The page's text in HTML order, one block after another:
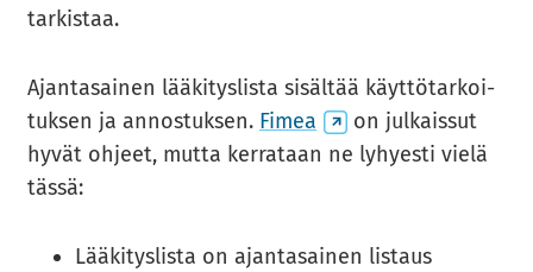
tar­kis­taa.
Ajan­ta­sai­nen lää­ki­tys­lis­ta si­säl­tää käyt­tö­tar­koi­
tuk­sen ja an­nos­tuk­sen. Fimea (siir­
ryt
pal­
on jul­kais­sut
hyvät oh­jeet, mutta ker­ra­taan ne ly­hyes­ti vielä
tässä:
Lääkityslista on ajantasainen listaus